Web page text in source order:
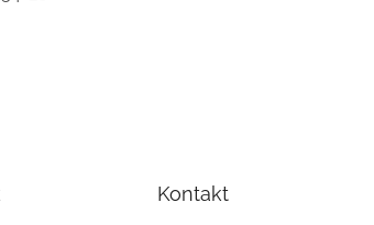
Kontakt